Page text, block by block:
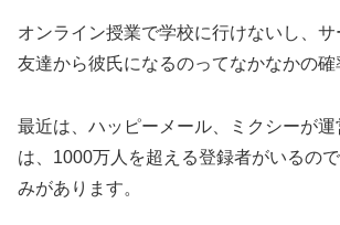
オンライン授業で学校に行けないし、
友達から彼氏になるのってなかなかの確
最近は、ハッピーメール、ミクシーが
は、1000万人を超える登録者がいるの
みがあります。